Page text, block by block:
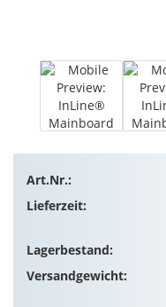
Art.Nr.:
Lieferzeit:
Lagerbestand:
Versandgewicht: